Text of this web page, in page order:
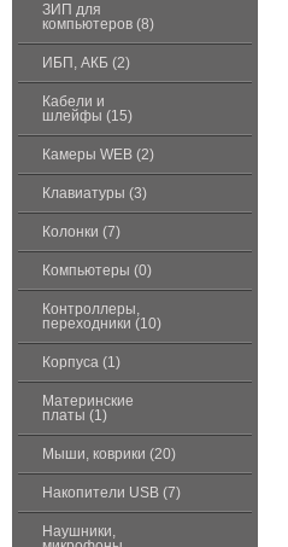
ЗИП для
компьютеров (8)
ИБП, АКБ (2)
Кабели и
шлейфы (15)
Камеры WEB (2)
Клавиатуры (3)
Колонки (7)
Компьютеры (0)
Контроллеры,
переходники (10)
Корпуса (1)
Материнские
платы (1)
Мыши, коврики (20)
Накопители USB (7)
Наушники,